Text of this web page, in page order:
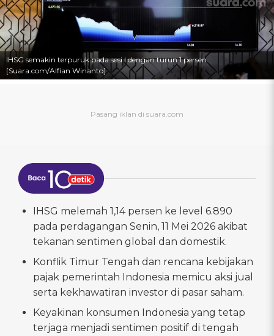
IHSG semakin terpuruk pada sesi I dengan turun 1 persen.
[Suara.com/Alfian Winanto]
IHSG melemah 1,14 persen ke level 6.890
pada perdagangan Senin, 11 Mei 2026 akibat
tekanan sentimen global dan domestik.
Konflik Timur Tengah dan rencana kebijakan
pajak pemerintah Indonesia memicu aksi jual
serta kekhawatiran investor di pasar saham.
Keyakinan konsumen Indonesia yang tetap
terjaga menjadi sentimen positif di tengah